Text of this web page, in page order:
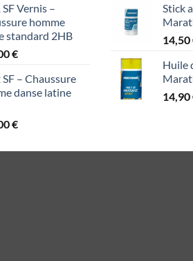
Vernis –
homme
standard 2HB
€
– Chaussure
danse latine
€
Stick
14,50
Huile
14,90